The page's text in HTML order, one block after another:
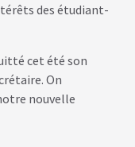
des étudiant-
cet été son
On
nouvelle